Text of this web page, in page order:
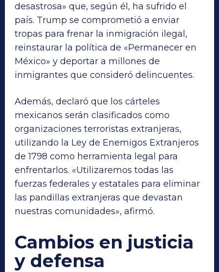
desastrosa» que, según él, ha sufrido el
país. Trump se comprometió a enviar
tropas para frenar la inmigración ilegal,
reinstaurar la política de «Permanecer en
México» y deportar a millones de
inmigrantes que consideró delincuentes.
Además, declaró que los cárteles
mexicanos serán clasificados como
organizaciones terroristas extranjeras,
utilizando la Ley de Enemigos Extranjeros
de 1798 como herramienta legal para
enfrentarlos. «Utilizaremos todas las
fuerzas federales y estatales para eliminar
las pandillas extranjeras que devastan
nuestras comunidades», afirmó.
Cambios en justicia
y defensa